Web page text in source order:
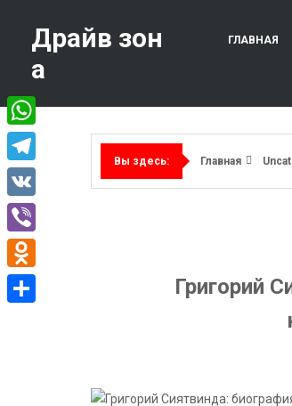
содержимому
Драйв зон
а
ГЛАВНАЯ
Вы здесь: Главная
Григорий
WhatsApp
Telegram
VK
Viber
Odnoklassniki